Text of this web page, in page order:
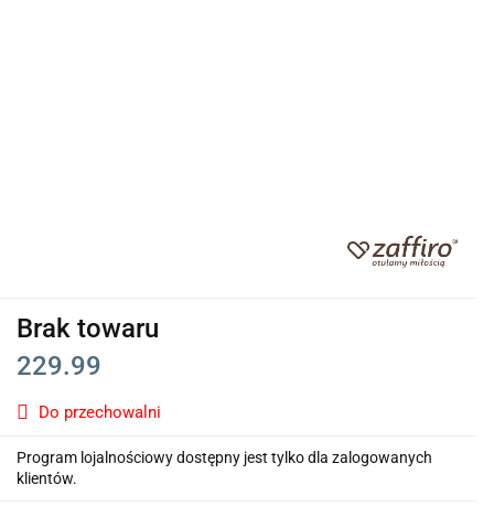
Brak towaru
229.99
Do przechowalni
Program lojalnościowy dostępny jest tylko dla zalogowanych
klientów.